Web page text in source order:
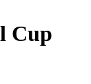
Cup